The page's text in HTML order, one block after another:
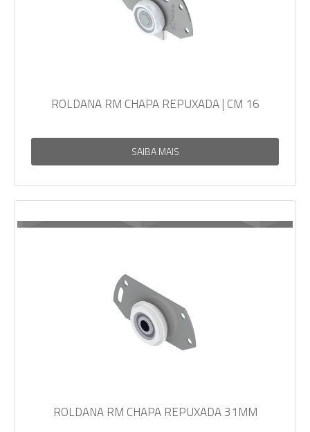
ROLDANA RM CHAPA REPUXADA | CM 16
SAIBA MAIS
ROLDANA RM CHAPA REPUXADA 31MM